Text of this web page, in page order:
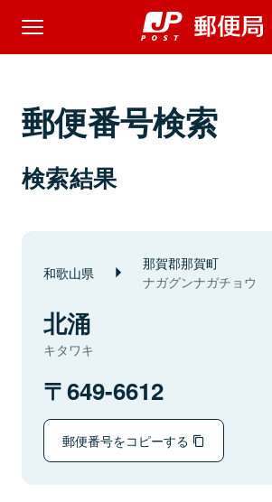
郵便番号検索
検索結果
和歌山県 那賀郡那賀町
ナガグンナガチョウ
北涌
キタワキ
649-6612
郵便番号をコピーする